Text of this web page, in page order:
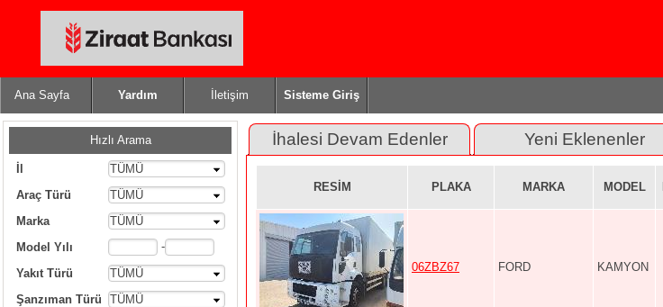
Ana Sayfa Yardım İletişim Sisteme Giriş
Hızlı Arama
TÜMÜ
Araç Türü
TÜMÜ
Marka
TÜMÜ
Model Yılı
-
Yakıt Türü
TÜMÜ
Şanzıman Türü
TÜMÜ
İhalesi Devam Edenler Yeni Eklenenler
RESİM PLAKA MARKA MODEL
06ZBZ67 FORD KAMYON